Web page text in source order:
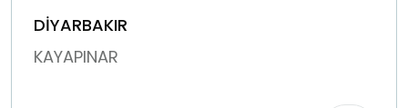
DİYARBAKIR
KAYAPINAR